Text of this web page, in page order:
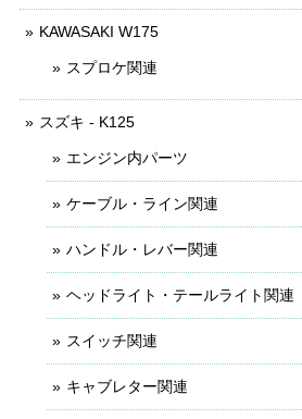
KAWASAKI W175
スプロケ関連
スズキ - K125
エンジン内パーツ
ケーブル・ライン関連
ハンドル・レバー関連
ヘッドライト・テールライト関連
スイッチ関連
キャブレター関連